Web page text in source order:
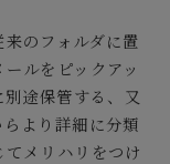
のフォルダに置
ルをピックアッ
途保管する、又
より詳細に分類
メリハリをつけ